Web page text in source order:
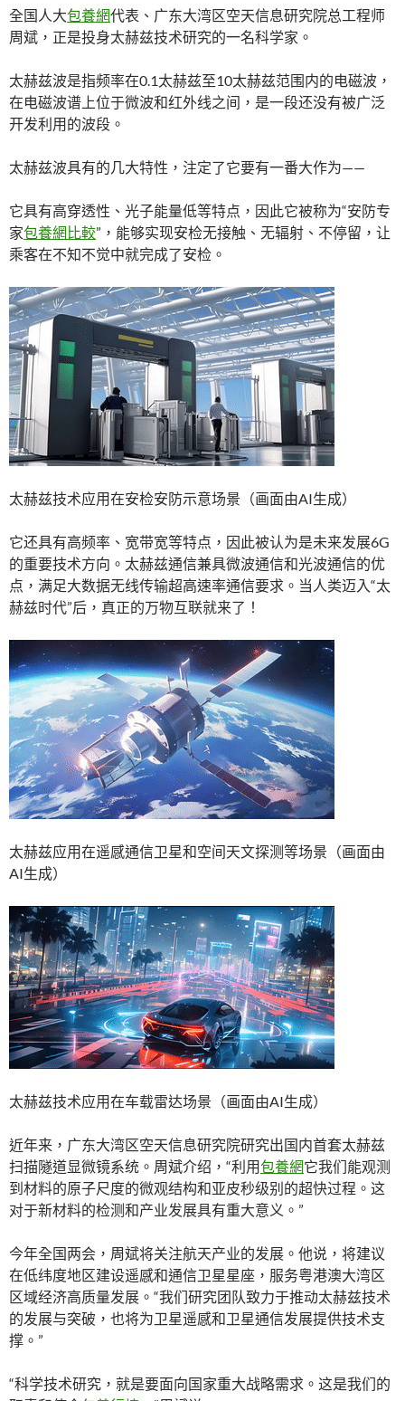
全国人大包養網代表、广东大湾区空天信息研究院总工程师
周斌，正是投身太赫兹技术研究的一名科学家。
太赫兹波是指频率在0.1太赫兹至10太赫兹范围内的电磁波，
在电磁波谱上位于微波和红外线之间，是一段还没有被广泛
开发利用的波段。
太赫兹波具有的几大特性，注定了它要有一番大作为——
它具有高穿透性、光子能量低等特点，因此它被称为“安防专
家包養網比較”，能够实现安检无接触、无辐射、不停留，让
乘客在不知不觉中就完成了安检。
太赫兹技术应用在安检安防示意场景（画面由AI生成）
它还具有高频率、宽带宽等特点，因此被认为是未来发展6G
的重要技术方向。太赫兹通信兼具微波通信和光波通信的优
点，满足大数据无线传输超高速率通信要求。当人类迈入“太
赫兹时代”后，真正的万物互联就来了！
太赫兹应用在遥感通信卫星和空间天文探测等场景（画面由
AI生成）
太赫兹技术应用在车载雷达场景（画面由AI生成）
近年来，广东大湾区空天信息研究院研究出国内首套太赫兹
扫描隧道显微镜系统。周斌介绍，“利用包養網它我们能观测
到材料的原子尺度的微观结构和亚皮秒级别的超快过程。这
对于新材料的检测和产业发展具有重大意义。”
今年全国两会，周斌将关注航天产业的发展。他说，将建议
在低纬度地区建设遥感和通信卫星星座，服务粤港澳大湾区
区域经济高质量发展。“我们研究团队致力于推动太赫兹技术
的发展与突破，也将为卫星遥感和卫星通信发展提供技术支
撑。”
“科学技术研究，就是要面向国家重大战略需求。这是我们的